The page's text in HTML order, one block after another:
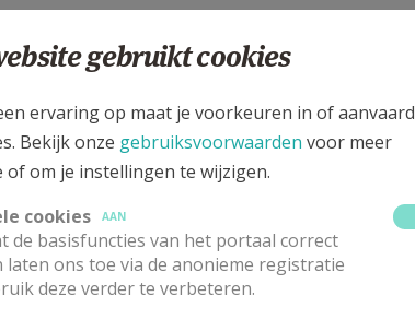
gebruikt cookies
ervaring op maat je voorkeuren in of aanvaard
Bekijk onze gebruiksvoorwaarden voor meer
om je instellingen te wijzigen.
cookies
AAN
de basisfuncties van het portaal correct
laten ons toe via de anonieme registratie
deze verder te verbeteren.